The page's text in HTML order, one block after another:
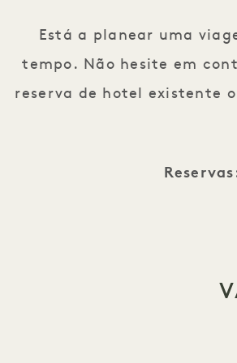
Está a planear uma
tempo. Não hesite em
reserva de hotel existente